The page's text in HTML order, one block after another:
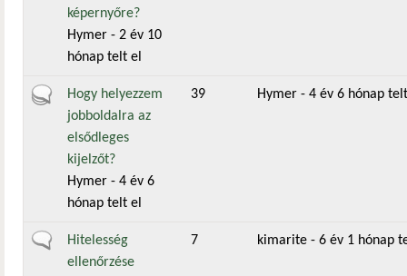
képernyőre?
Hymer - 2 év 10
hónap telt el
Aktív témaHogy helyezzem
jobboldalra az
elsődleges
kijelzőt?
Hymer - 4 év 6
hónap telt el
39 Hymer - 4 év 6 hónap
Általános téma
Hitelesség
ellenőrzése
7 kimarite - 6 év 1 hónap